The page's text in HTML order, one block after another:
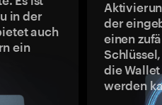
in der
auch
ein
der
einen
die
werden